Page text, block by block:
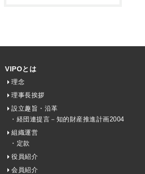
VIPOとは
理念
理事長挨拶
設立趣旨・沿革
・経団連提言－知的財産推進計画2004
組織運営
・定款
役員紹介
会員紹介